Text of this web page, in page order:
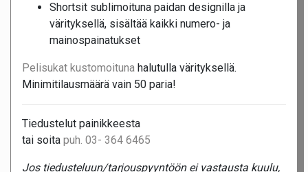
Shortsit sublimoituna paidan designilla ja
värityksellä, sisältää kaikki numero- ja
mainospainatukset
Pelisukat kustomoituna halutulla värityksellä.
Minimitilausmäärä vain 50 paria!
Tiedustelut painikkeesta
tai soita puh. 03- 364 6465
Jos tiedusteluun/tarjouspyyntöön ei vastausta kuulu,